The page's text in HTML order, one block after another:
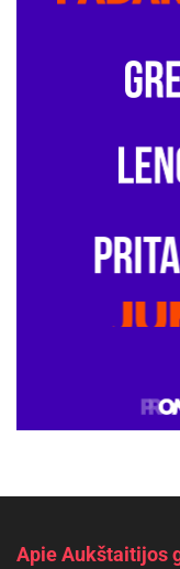
Apie Aukštaitijos